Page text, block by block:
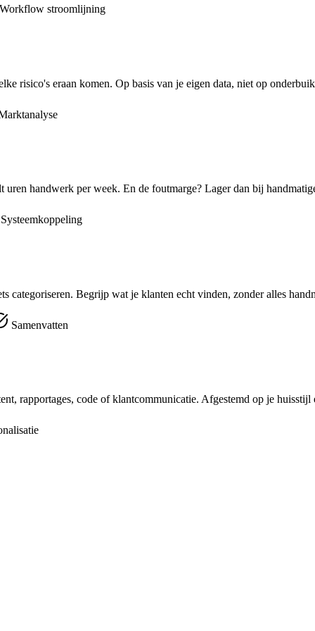
stroomlijning
risico's eraan komen. Op basis van je eigen data, niet op
handwerk per week. En de foutmarge? Lager dan bij
categoriseren. Begrijp wat je klanten echt vinden, zonder alles
Samenvatten
rapportages, code of klantcommunicatie. Afgestemd op je huisstijl